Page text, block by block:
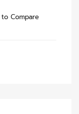
Compare